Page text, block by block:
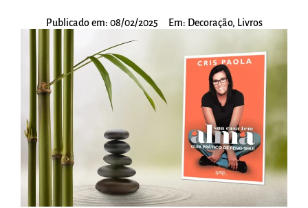
Publicado em: 08/02/2025 Em: Decoração, Livros